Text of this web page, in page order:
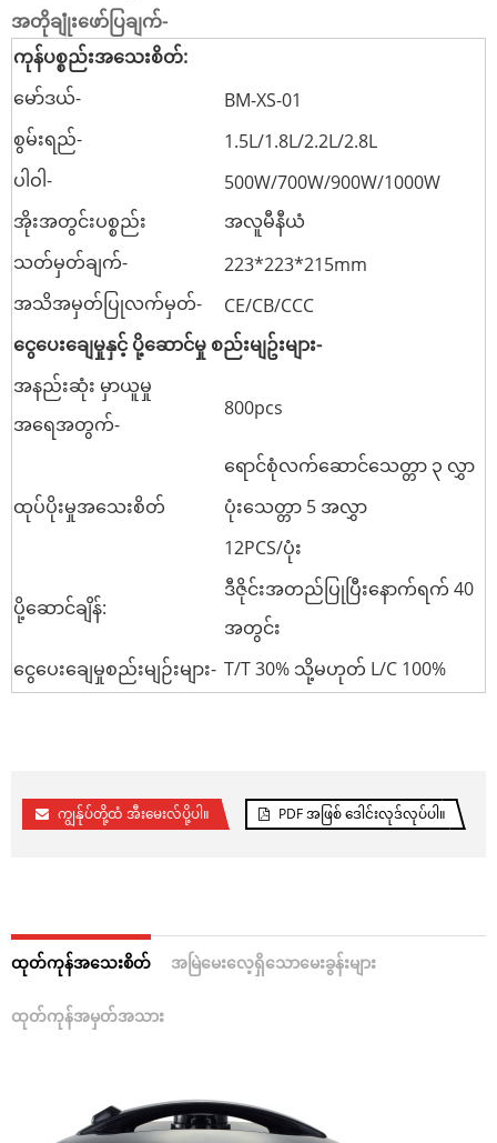
အတိုချုံးဖော်ပြချက်-
ကုန်ပစ္စည်းအသေးစိတ်:
မော်ဒယ်-
BM-XS-01
စွမ်းရည်-
1.5L/1.8L/2.2L/2.8L
ပါဝါ-
500W/700W/900W/1000W
အိုးအတွင်းပစ္စည်း
အလူမီနီယံ
သတ်မှတ်ချက်-
223*223*215mm
အသိအမှတ်ပြုလက်မှတ်-
CE/CB/CCC
ငွေပေးချေမှုနှင့် ပို့ဆောင်မှု စည်းမျဥ်းများ-
အနည်းဆုံး မှာယူမှု
အရေအတွက်-
800pcs
ထုပ်ပိုးမှုအသေးစိတ်
ရောင်စုံလက်ဆောင်သေတ္တာ ၃ လွှာ
ပုံးသေတ္တာ 5 အလွှာ
12PCS/ပုံး
ပို့ဆောင်ချိန်:
ဒီဇိုင်းအတည်ပြုပြီးနောက်ရက် 40
အတွင်း
ငွေပေးချေမှုစည်းမျဉ်းများ- T/T 30% သို့မဟုတ် L/C 100%
ကျွန်ုပ်တို့ထံ အီးမေးလ်ပို့ပါ။ PDF အဖြစ် ဒေါင်းလုဒ်လုပ်ပါ။
ထုတ်ကုန်အသေးစိတ် အမြဲမေးလေ့ရှိသောမေးခွန်းများ
ထုတ်ကုန်အမှတ်အသား